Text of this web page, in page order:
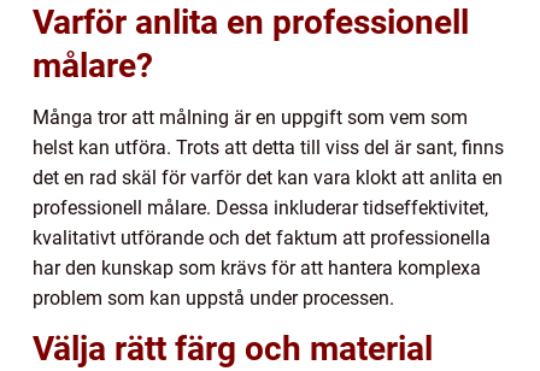
Varför anlita en professionell
målare?
Många tror att målning är en uppgift som vem som
helst kan utföra. Trots att detta till viss del är sant, finns
det en rad skäl för varför det kan vara klokt att anlita en
professionell målare. Dessa inkluderar tidseffektivitet,
kvalitativt utförande och det faktum att professionella
har den kunskap som krävs för att hantera komplexa
problem som kan uppstå under processen.
Välja rätt färg och material